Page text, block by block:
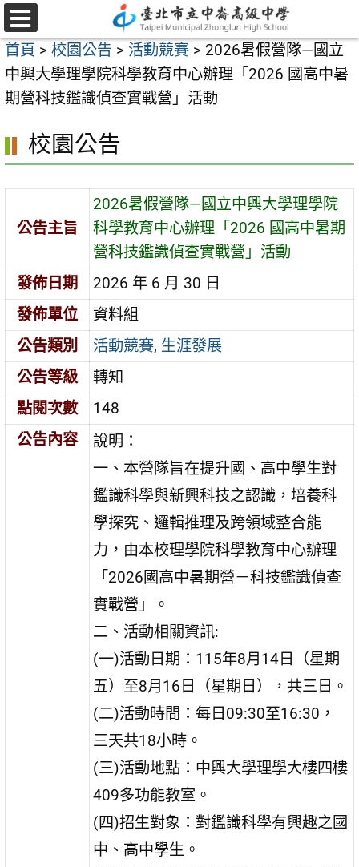
跳
至
主
要
內
區
選
單
首頁 > 校園公告 > 活動競賽 > 2026暑假營隊—國立
中興大學理學院科學教育中心辦理「2026 國高中暑
期營科技鑑識偵查實戰營」活動
校園公告
公告主旨
2026暑假營隊—國立中興大學理學院
科學教育中心辦理「2026 國高中暑期
營科技鑑識偵查實戰營」活動
發佈日期
2026 年 6 月 30 日
發佈單位
資料組
公告類別
活動競賽, 生涯發展
公告等級
轉知
點閱次數
148
公告內容
說明：
一、本營隊旨在提升國、高中學生對
鑑識科學與新興科技之認識，培養科
學探究、邏輯推理及跨領域整合能
力，由本校理學院科學教育中心辦理
「2026國高中暑期營－科技鑑識偵查
實戰營」。
二、活動相關資訊:
(一)活動日期：115年8月14日（星期
五）至8月16日（星期日），共三日。
(二)活動時間：每日09:30至16:30，
三天共18小時。
(三)活動地點：中興大學理學大樓四樓
409多功能教室。
(四)招生對象：對鑑識科學有興趣之國
中、高中學生。